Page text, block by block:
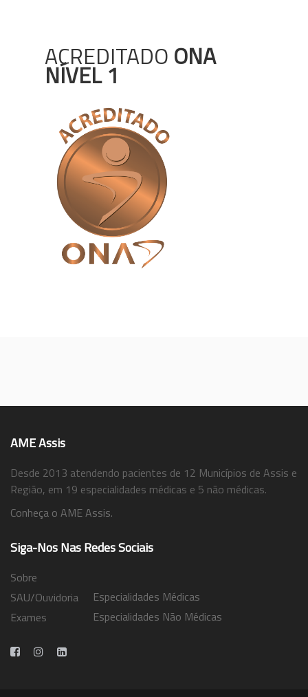
ACREDITADO ONA
NÍVEL 1
AME Assis
Desde 2013 atendendo pacientes de 12 Municípios de Assis e
Região, em 19 especialidades médicas e 5 não médicas.
Conheça o AME Assis.
Siga-Nos Nas Redes Sociais
Sobre
SAU/Ouvidoria
Exames
Especialidades Médicas
Especialidades Não Médicas